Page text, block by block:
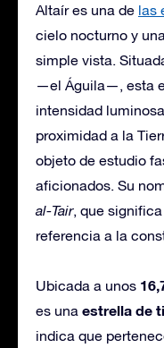
Altaír es una de las
cielo nocturno y
simple vista.
—el Águila—, esta
intensidad
proximidad a la
objeto de estudio
aficionados. Su
al-Tair, que significa
referencia a la
Ubicada a unos
es una estrella de
indica que